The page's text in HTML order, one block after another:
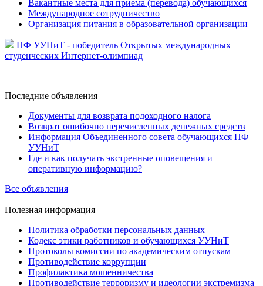
Вакантные места для приема (перевода) обучающихся
Международное сотрудничество
Организация питания в образовательной организации
НФ УУНиТ - победитель Открытых международных
студенческих Интернет-олимпиад
Последние объявления
Документы для возврата подоходного налога
Возврат ошибочно перечисленных денежных средств
Информация Объединенного совета обучающихся НФ
УУНиТ
Где и как получать экстренные оповещения и
оперативную информацию?
Все объявления
Полезная информация
Политика обработки персональных данных
Кодекс этики работников и обучающихся УУНиТ
Протоколы комиссии по академическим отпускам
Противодействие коррупции
Профилактика мошенничества
Противодействие терроризму и идеологии экстремизма